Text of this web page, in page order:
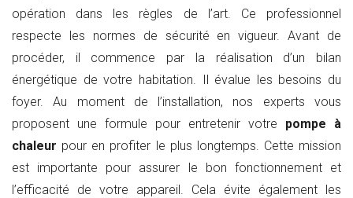
opération dans les règles de l’art. Ce professionnel
respecte les normes de sécurité en vigueur. Avant de
procéder, il commence par la réalisation d’un bilan
énergétique de votre habitation. Il évalue les besoins du
foyer. Au moment de l’installation, nos experts vous
proposent une formule pour entretenir votre pompe à
chaleur pour en profiter le plus longtemps. Cette mission
est importante pour assurer le bon fonctionnement et
l’efficacité de votre appareil. Cela évite également les